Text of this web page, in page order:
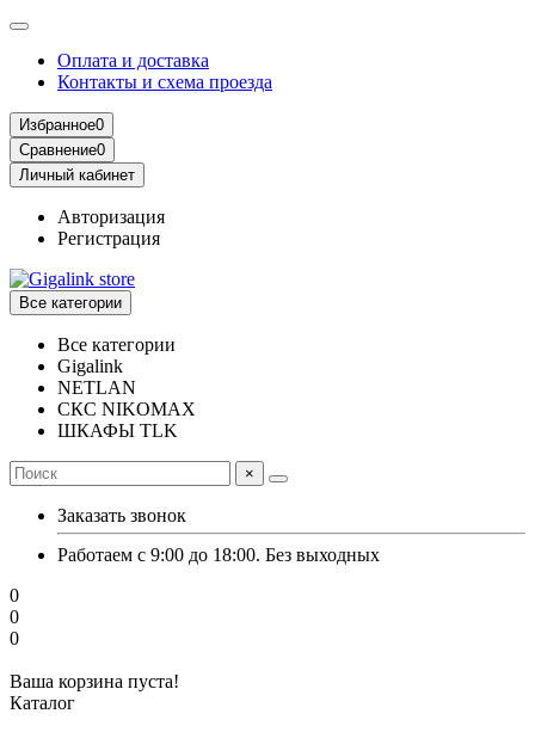
Оплата и доставка
Контакты и схема проезда
Избранное0
Сравнение0
Личный кабинет
Авторизация
Регистрация
Все категории
Все категории
Gigalink
NETLAN
СКС NIKOMAX
ШКАФЫ TLK
×
Заказать звонок
Работаем с 9:00 до 18:00. Без выходных
0
0
0
Ваша корзина пуста!
Каталог